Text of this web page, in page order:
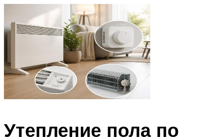
Утепление пола по